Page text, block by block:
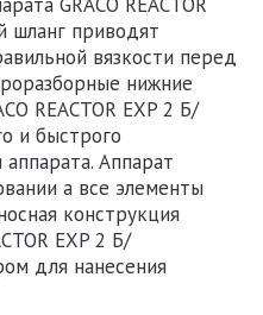
шланг приводят
вязкости перед
нижние
REACTOR EXP 2 Б/
и быстрого
Аппарат
а все элементы
конструкция
EXP 2 Б/
для нанесения